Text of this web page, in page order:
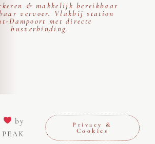
& makkelijk bereikbaar
vervoer. Vlakbij station
Dampoort met directe
busverbinding.
by
Privacy &
Cookies